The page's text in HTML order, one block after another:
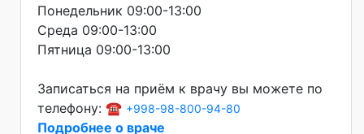
Понедельник 09:00-13:00
Среда 09:00-13:00
Пятница 09:00-13:00
Записаться на приём к врачу вы можете по
телефону: ☎️ +998-98-800-94-80
Подробнее о враче